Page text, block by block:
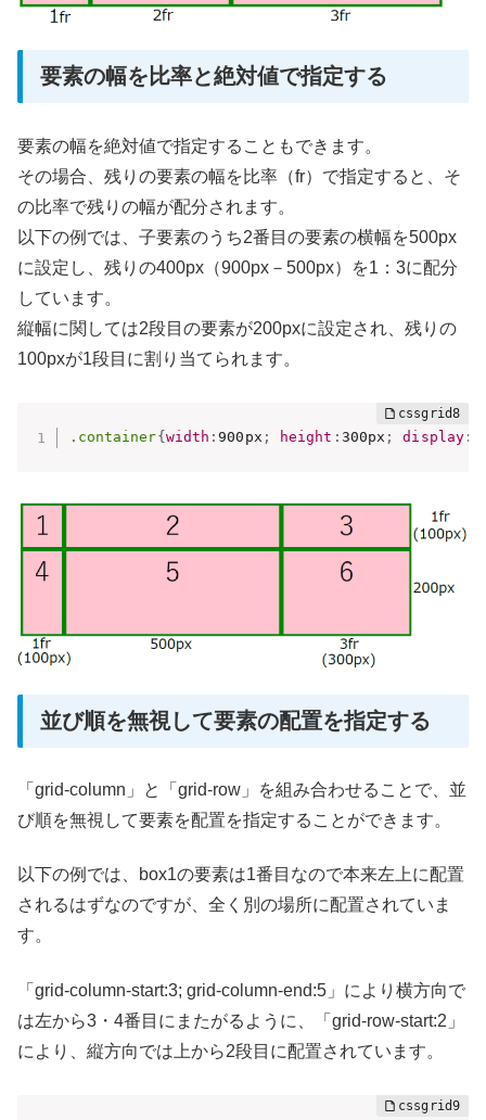
要素の幅を比率と絶対値で指定する
要素の幅を絶対値で指定することもできます。
その場合、残りの要素の幅を比率（fr）で指定すると、そ
の比率で残りの幅が配分されます。
以下の例では、子要素のうち2番目の要素の横幅を500px
に設定し、残りの400px（900px－500px）を1：3に配分
しています。
縦幅に関しては2段目の要素が200pxに設定され、残りの
100pxが1段目に割り当てられます。
.container{ width :900px ; height : 300px ; display :
並び順を無視して要素の配置を指定する
「grid-column」と「grid-row」を組み合わせることで、並
び順を無視して要素を配置を指定することができます。
以下の例では、box1の要素は1番目なので本来左上に配置
されるはずなのですが、全く別の場所に配置されていま
す。
「grid-column-start:3; grid-column-end:5」により横方向で
は左から3・4番目にまたがるように、「grid-row-start:2」
により、縦方向では上から2段目に配置されています。